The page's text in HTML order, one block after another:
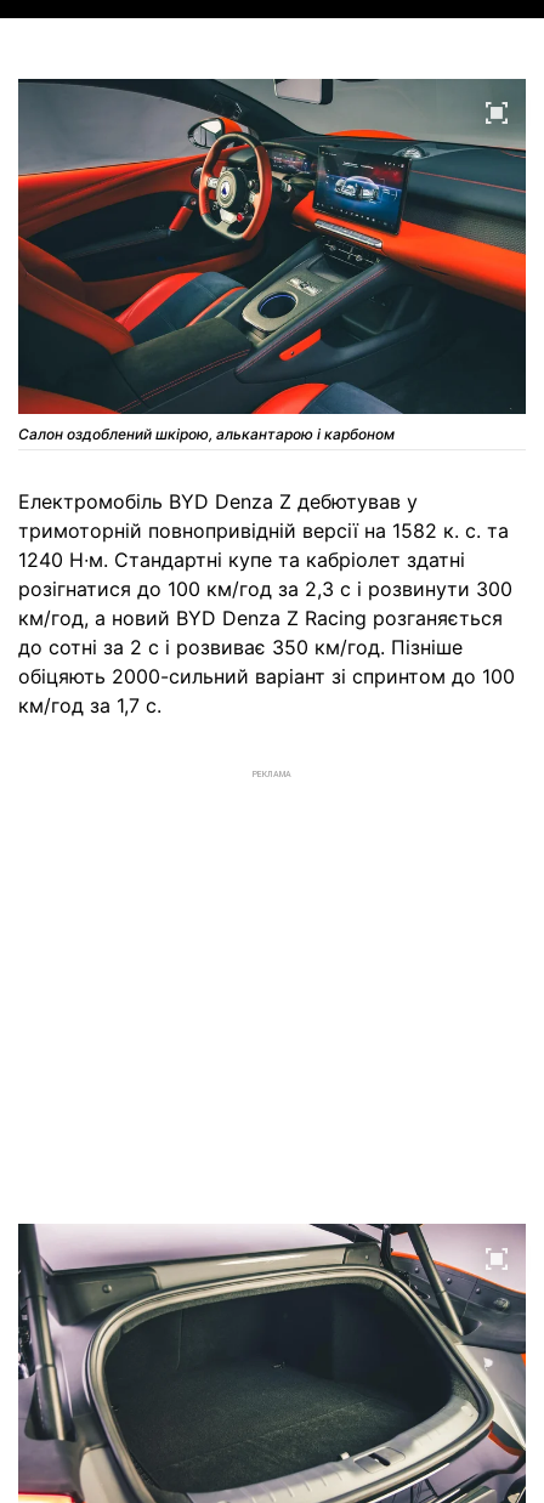
Салон оздоблений шкірою, алькантарою і карбоном
Електромобіль BYD Denza Z дебютував у
тримоторній повнопривідній версії на 1582 к. с. та
1240 Н∙м. Стандартні купе та кабріолет здатні
розігнатися до 100 км/год за 2,3 с і розвинути 300
км/год, а новий BYD Denza Z Racing розганяється
до сотні за 2 с і розвиває 350 км/год. Пізніше
обіцяють 2000-сильний варіант зі спринтом до 100
км/год за 1,7 с.
РЕКЛАМА